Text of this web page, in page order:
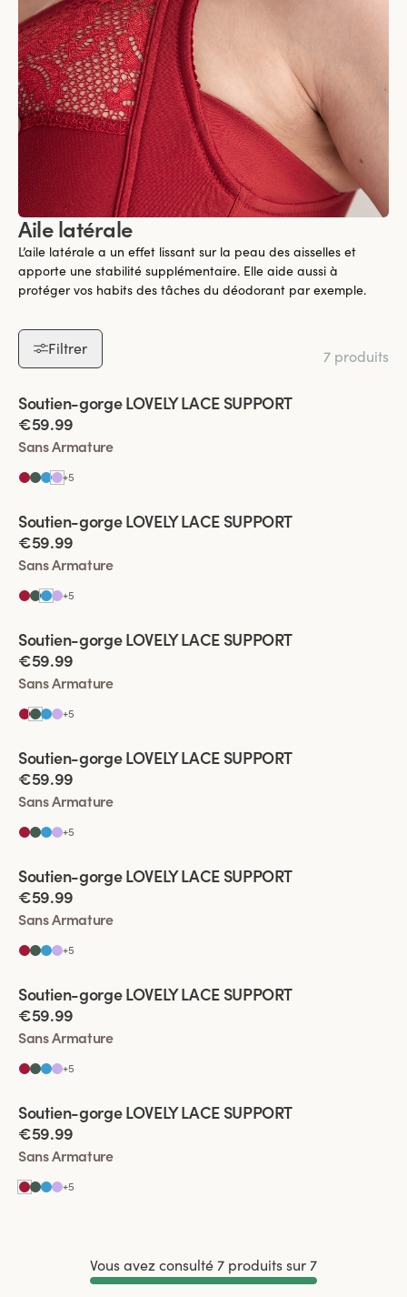
Aile latérale
L’aile latérale a un effet lissant sur la peau des aisselles et
apporte une stabilité supplémentaire. Elle aide aussi à
protéger vos habits des tâches du déodorant par exemple.
Filtrer
7 produits
Soutien-gorge LOVELY LACE SUPPORT
€59.99
Sans Armature
+5
Soutien-gorge LOVELY LACE SUPPORT
€59.99
Sans Armature
+5
Soutien-gorge LOVELY LACE SUPPORT
€59.99
Sans Armature
+5
Soutien-gorge LOVELY LACE SUPPORT
€59.99
Sans Armature
+5
Soutien-gorge LOVELY LACE SUPPORT
€59.99
Sans Armature
+5
Soutien-gorge LOVELY LACE SUPPORT
€59.99
Sans Armature
+5
Soutien-gorge LOVELY LACE SUPPORT
€59.99
Sans Armature
+5
Vous avez consulté 7 produits sur 7